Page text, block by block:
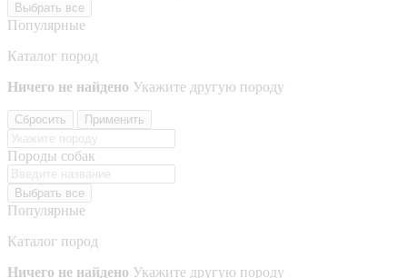
Выбрать все
Популярные
Каталог пород
Ничего не найдено Укажите другую породу
Сбросить Применить
Породы собак
Выбрать все
Популярные
Каталог пород
Ничего не найдено Укажите другую породу